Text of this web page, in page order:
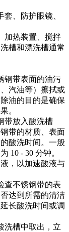
套、防护眼镜、
加热装置、搅拌
槽和漂洗槽通常
钢带表面的油污
汽油等）擦拭或
油的目的是确保
。
带放入酸洗槽
带的材质、表面
酸洗时间。一般
10 - 30 分钟。
，以加速酸液与
查不锈钢带的表
达到所需的清洁
长酸洗时间或调
洗槽中取出，立